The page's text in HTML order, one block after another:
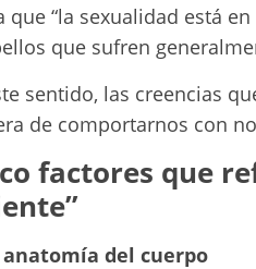
que “la sexualidad está
que sufren
sentido, las creencias
de comportarnos con
factores que
anatomía del cuerpo